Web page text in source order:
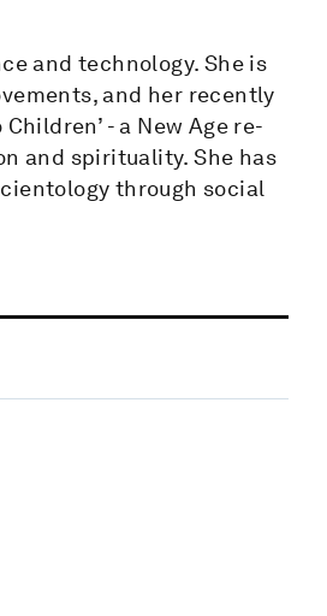
and technology. She is
and her recently
- a New Age re-
and spirituality. She has
through social